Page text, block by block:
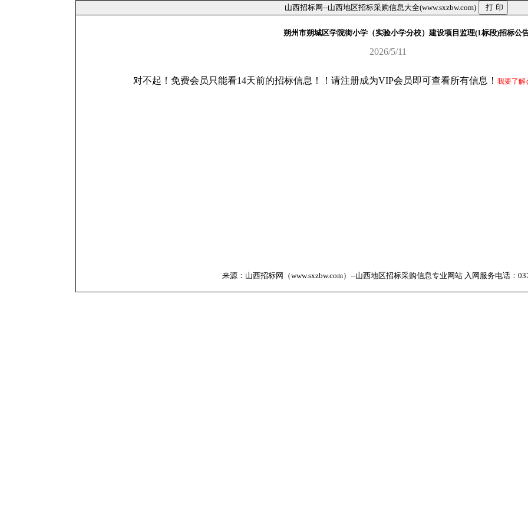
山西招标网--山西地区招标采购信息大全(www.sxzbw.com)
朔州市朔城区学院街小学（实验小学分校）建设项目监理(1标段)招标公
2026/5/11
对不起！免费会员只能看14天前的招标信息！！请注册成为VIP会员即可查看所有信息！ 我要了解
来源：山西招标网（www.sxzbw.com）--山西地区招标采购信息专业网站 入网服务电话：